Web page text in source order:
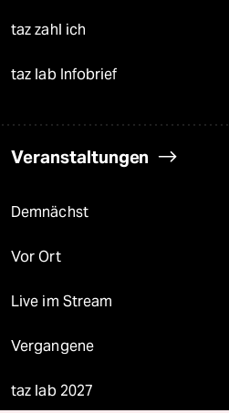
taz zahl ich
taz lab Infobrief
Veranstaltungen
Demnächst
Vor Ort
Live im Stream
Vergangene
taz lab 2027